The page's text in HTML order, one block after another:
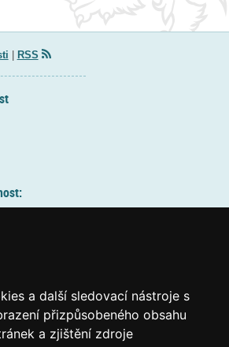
a další sledovací nástroje s
přizpůsobeného obsahu
a zjištění zdroje
RSS